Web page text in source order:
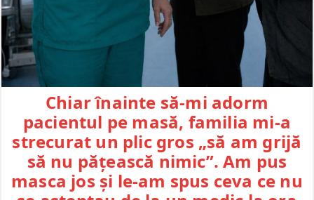
Chiar înainte să-mi adorm
pacientul pe masă, familia mi-a
strecurat un plic gros „să am grijă
să nu pățească nimic”. Am pus
masca jos și le-am spus ceva ce nu